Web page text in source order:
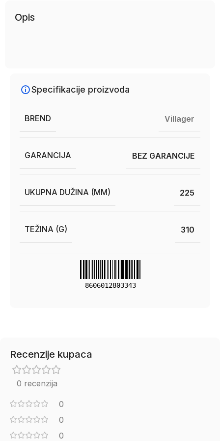
Opis
Specifikacije proizvoda
BREND Villager
GARANCIJA BEZ GARANCIJE
UKUPNA DUŽINA (MM) 225
TEŽINA (G) 310
8606012803343
Recenzije kupaca
0 recenzija
0
0
0